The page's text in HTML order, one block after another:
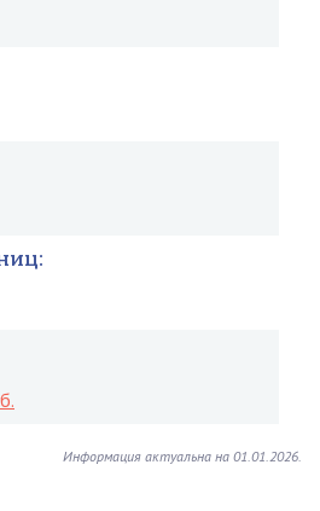
Информация актуальна на 01.01.2026.